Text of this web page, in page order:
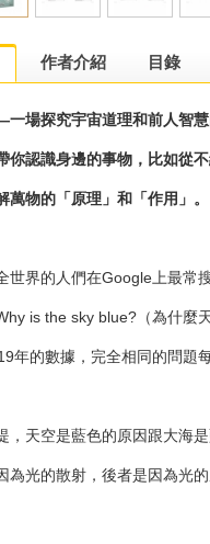
作者介紹 目錄
場探究宇宙道理和前人智慧
你認識身邊的事物，比如從
萬物的「原理」和「作用」。
世界的人們在Google上最常
is the sky blue?（為什麼
年的數據，完全相同的問題
，天空是藍色的原因跟大海
為光的散射，後者是因為光的